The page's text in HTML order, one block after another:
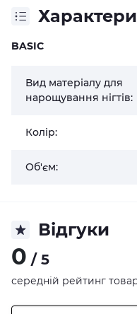
BASIC
Вид матеріалу для
нарощування нігтів:
Колір:
Об'єм:
Відгуки
0 / 5
середній рейтинг